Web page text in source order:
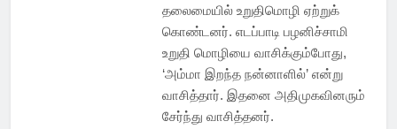
தலைமையில் உறுதிமொழி ஏற்றுக்
கொண்டனர். எடப்பாடி பழனிச்சாமி
உறுதி மொழியை வாசிக்கும்போது,
‘அம்மா இறந்த நன்னாளில்’ என்று
வாசித்தார். இதனை அதிமுகவினரும்
சேர்ந்து வாசித்தனர்.